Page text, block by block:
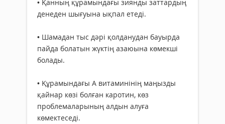
• Қанның құрамындағы зиянды заттардың
денеден шығуына ықпал етеді.
• Шамадан тыс дәрі қолданудан бауырда
пайда болатын жүктің азаюына көмекші
болады.
• Құрамындағы А витаминінің маңызды
қайнар көзі болған каротин, көз
проблемаларының алдын алуға
көмектеседі.